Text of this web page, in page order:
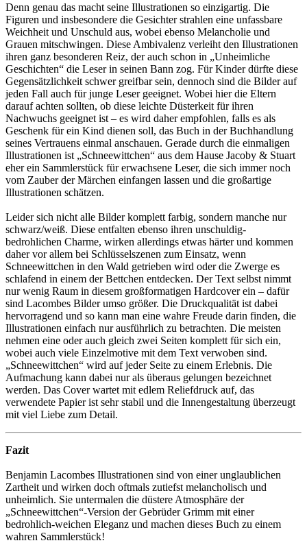
Denn genau das macht seine Illustrationen so einzigartig. Die
Figuren und insbesondere die Gesichter strahlen eine unfassbare
Weichheit und Unschuld aus, wobei ebenso Melancholie und
Grauen mitschwingen. Diese Ambivalenz verleiht den Illustrationen
ihren ganz besonderen Reiz, der auch schon in „Unheimliche
Geschichten“ die Leser in seinen Bann zog. Für Kinder dürfte diese
Gegensätzlichkeit schwer greifbar sein, dennoch sind die Bilder auf
jeden Fall auch für junge Leser geeignet. Wobei hier die Eltern
darauf achten sollten, ob diese leichte Düsterkeit für ihren
Nachwuchs geeignet ist – es wird daher empfohlen, falls es als
Geschenk für ein Kind dienen soll, das Buch in der Buchhandlung
seines Vertrauens einmal anschauen. Gerade durch die einmaligen
Illustrationen ist „Schneewittchen“ aus dem Hause Jacoby & Stuart
eher ein Sammlerstück für erwachsene Leser, die sich immer noch
vom Zauber der Märchen einfangen lassen und die großartige
Illustrationen schätzen.
Leider sich nicht alle Bilder komplett farbig, sondern manche nur
schwarz/weiß. Diese entfalten ebenso ihren unschuldig-
bedrohlichen Charme, wirken allerdings etwas härter und kommen
daher vor allem bei Schlüsselszenen zum Einsatz, wenn
Schneewittchen in den Wald getrieben wird oder die Zwerge es
schlafend in einem der Bettchen entdecken. Der Text selbst nimmt
nur wenig Raum in diesem großformatigen Hardcover ein – dafür
sind Lacombes Bilder umso größer. Die Druckqualität ist dabei
hervorragend und so kann man eine wahre Freude darin finden, die
Illustrationen einfach nur ausführlich zu betrachten. Die meisten
nehmen eine oder auch gleich zwei Seiten komplett für sich ein,
wobei auch viele Einzelmotive mit dem Text verwoben sind.
„Schneewittchen“ wird auf jeder Seite zu einem Erlebnis. Die
Aufmachung kann dabei nur als überaus gelungen bezeichnet
werden. Das Cover wartet mit edlem Reliefdruck auf, das
verwendete Papier ist sehr stabil und die Innengestaltung überzeugt
mit viel Liebe zum Detail.
Fazit
Benjamin Lacombes Illustrationen sind von einer unglaublichen
Zartheit und wirken doch oftmals zutiefst melancholisch und
unheimlich. Sie untermalen die düstere Atmosphäre der
„Schneewittchen“-Version der Gebrüder Grimm mit einer
bedrohlich-weichen Eleganz und machen dieses Buch zu einem
wahren Sammlerstück!